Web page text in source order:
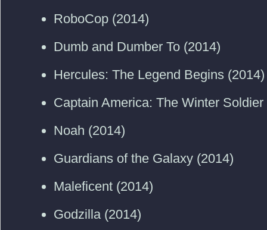
RoboCop (2014)
Dumb and Dumber To (2014)
Hercules: The Legend Begins (2014)
Captain America: The Winter Soldier
Noah (2014)
Guardians of the Galaxy (2014)
Maleficent (2014)
Godzilla (2014)